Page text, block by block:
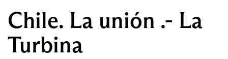
Chile. La unión .- La
Turbina